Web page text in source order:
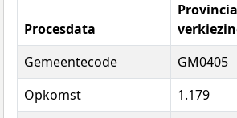
Procesdata
Gemeentecode
GM0405
Opkomst
1.179